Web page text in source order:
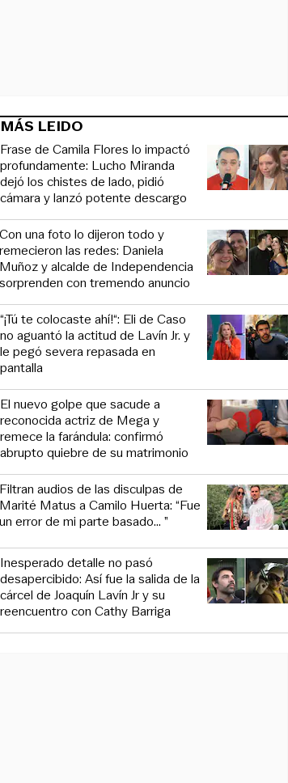
LEIDO
Frase de Camila Flores lo impactó
profundamente: Lucho Miranda
dejó los chistes de lado, pidió
cámara y lanzó potente descargo
Con una foto lo dijeron todo y
remecieron las redes: Daniela
Muñoz y alcalde de Independencia
sorprenden con tremendo anuncio
“¡Tú te colocaste ahí!“: Eli de Caso
no aguantó la actitud de Lavín Jr. y
le pegó severa repasada en
pantalla
El nuevo golpe que sacude a
reconocida actriz de Mega y
remece la farándula: confirmó
abrupto quiebre de su matrimonio
Filtran audios de las disculpas de
Marité Matus a Camilo Huerta: “Fue
un error de mi parte basado... ”
Inesperado detalle no pasó
desapercibido: Así fue la salida de la
cárcel de Joaquín Lavín Jr y su
reencuentro con Cathy Barriga